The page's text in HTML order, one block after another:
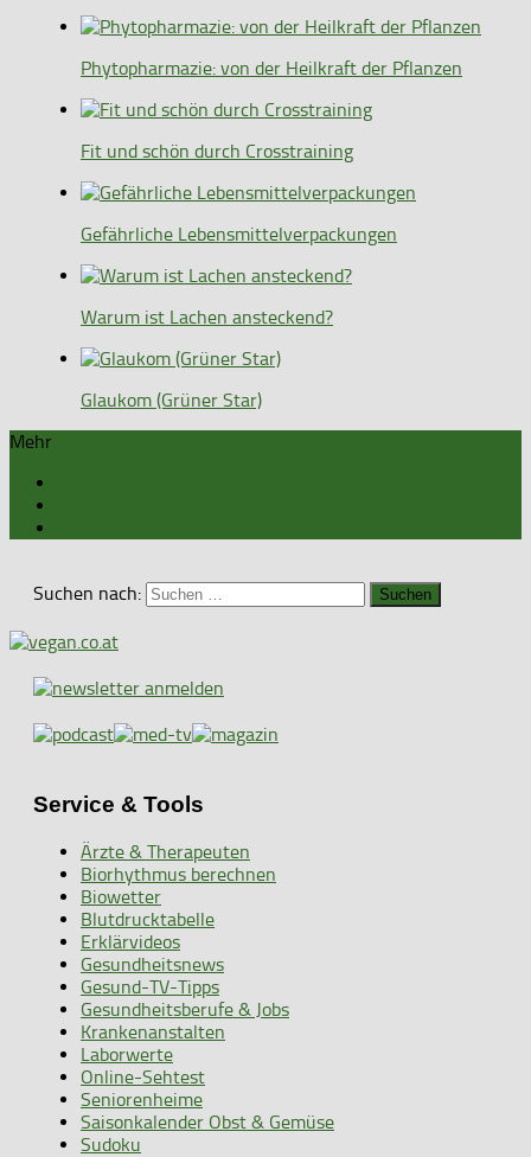
Phytopharmazie: von der Heilkraft der Pflanzen
Fit und schön durch Crosstraining
Gefährliche Lebensmittelverpackungen
Warum ist Lachen ansteckend?
Glaukom (Grüner Star)
Mehr
Suchen nach:
Service & Tools
Ärzte & Therapeuten
Biorhythmus berechnen
Biowetter
Blutdrucktabelle
Erklärvideos
Gesundheitsnews
Gesund-TV-Tipps
Gesundheitsberufe & Jobs
Krankenanstalten
Laborwerte
Online-Sehtest
Seniorenheime
Saisonkalender Obst & Gemüse
Sudoku